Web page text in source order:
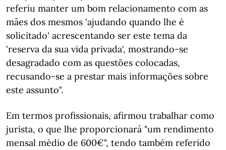
referiu manter um bom relacionamento com as
mães dos mesmos 'ajudando quando lhe é
solicitado' acrescentando ser este tema da
'reserva da sua vida privada', mostrando-se
desagradado com as questões colocadas,
recusando-se a prestar mais informações sobre
este assunto".
Em termos profissionais, afirmou trabalhar como
jurista, o que lhe proporcionará "um rendimento
mensal médio de 600€", tendo também referido